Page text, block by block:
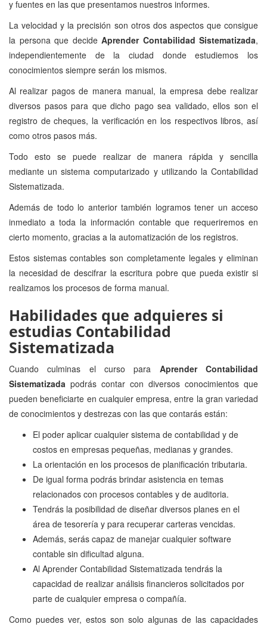
y fuentes en las que presentamos nuestros informes.
La velocidad y la precisión son otros dos aspectos que consigue
la persona que decide Aprender Contabilidad Sistematizada,
independientemente de la ciudad donde estudiemos los
conocimientos siempre serán los mismos.
Al realizar pagos de manera manual, la empresa debe realizar
diversos pasos para que dicho pago sea validado, ellos son el
registro de cheques, la verificación en los respectivos libros, así
como otros pasos más.
Todo esto se puede realizar de manera rápida y sencilla
mediante un sistema computarizado y utilizando la Contabilidad
Sistematizada.
Además de todo lo anterior también logramos tener un acceso
inmediato a toda la información contable que requeriremos en
cierto momento, gracias a la automatización de los registros.
Estos sistemas contables son completamente legales y eliminan
la necesidad de descifrar la escritura pobre que pueda existir si
realizamos los procesos de forma manual.
Habilidades que adquieres si
estudias Contabilidad
Sistematizada
Cuando culminas el curso para Aprender Contabilidad
Sistematizada podrás contar con diversos conocimientos que
pueden beneficiarte en cualquier empresa, entre la gran variedad
de conocimientos y destrezas con las que contarás están:
El poder aplicar cualquier sistema de contabilidad y de
costos en empresas pequeñas, medianas y grandes.
La orientación en los procesos de planificación tributaria.
De igual forma podrás brindar asistencia en temas
relacionados con procesos contables y de auditoria.
Tendrás la posibilidad de diseñar diversos planes en el
área de tesorería y para recuperar carteras vencidas.
Además, serás capaz de manejar cualquier software
contable sin dificultad alguna.
Al Aprender Contabilidad Sistematizada tendrás la
capacidad de realizar análisis financieros solicitados por
parte de cualquier empresa o compañía.
Como puedes ver, estos son solo algunas de las capacidades